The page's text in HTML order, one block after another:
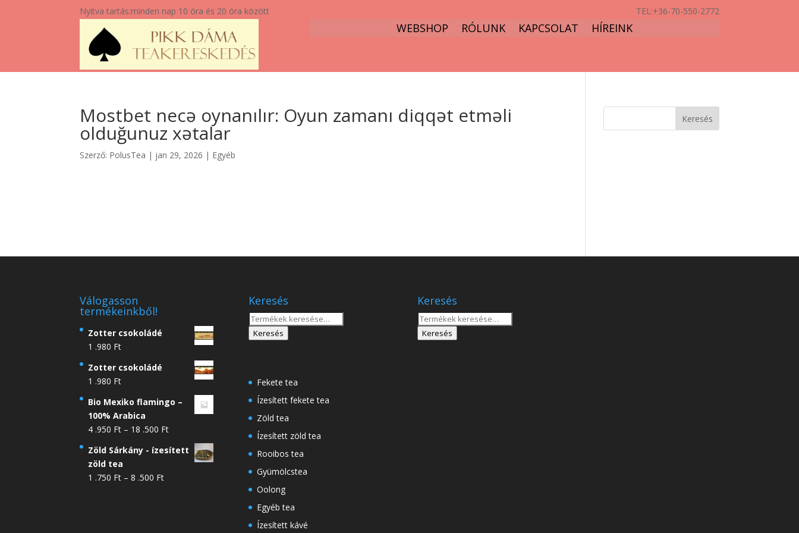
Nyitva tartás:minden nap 10 óra és 20 óra között TEL:+36-70-550-2772
WEBSHOP RÓLUNK KAPCSOLAT HÍREINK
Mostbet necə oynanılır: Oyun zamanı diqqət etməli
olduğunuz xətalar
Szerző: PolusTea | jan 29, 2026 | Egyéb
Válogasson
termékeinkből!
Zotter csokoládé
1 .980 Ft
Zotter csokoládé
1 .980 Ft
Bio Mexiko flamingo –
100% Arabica
4 .950 Ft – 18 .500 FtÁrtartomány:
.950 Ft
Zöld Sárkány - ízesített
zöld tea
1 .750 Ft – 8 .500 FtÁrtartomány:
Keresés
Keresés
Keresés
Fekete tea
Ízesített fekete tea
Zöld tea
Ízesített zöld tea
Rooibos tea
Gyümölcstea
Oolong
Egyéb tea
Ízesített kávé
Keresés
Keresés
Keresés